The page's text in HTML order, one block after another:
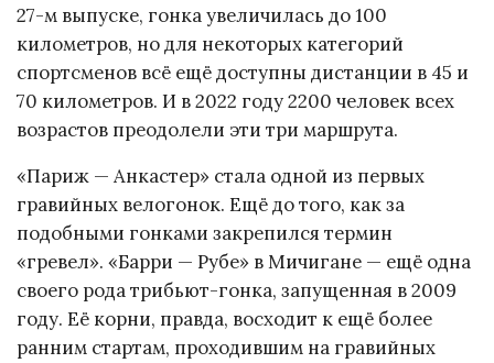
27-м выпуске, гонка увеличилась до 100
километров, но для некоторых категорий
спортсменов всё ещё доступны дистанции в 45 и
70 километров. И в 2022 году 2200 человек всех
возрастов преодолели эти три маршрута.
«Париж — Анкастер» стала одной из первых
гравийных велогонок. Ещё до того, как за
подобными гонками закрепился термин
«гревел». «Барри — Рубе» в Мичигане — ещё одна
своего рода трибьют-гонка, запущенная в 2009
году. Её корни, правда, восходит к ещё более
ранним стартам, проходившим на гравийных